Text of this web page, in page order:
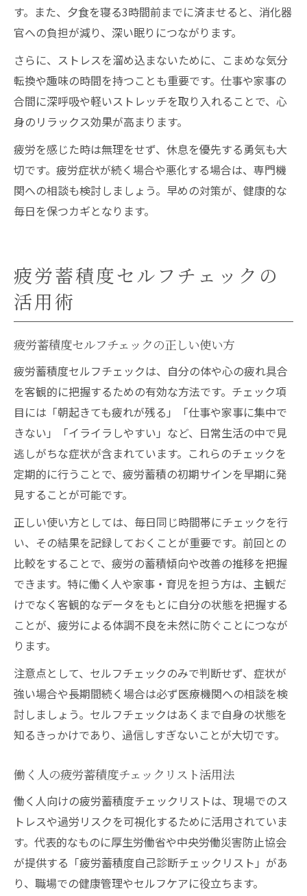
す。また、夕食を寝る3時間前までに済ませると、消化器
官への負担が減り、深い眠りにつながります。
さらに、ストレスを溜め込まないために、こまめな気分
転換や趣味の時間を持つことも重要です。仕事や家事の
合間に深呼吸や軽いストレッチを取り入れることで、心
身のリラックス効果が高まります。
疲労を感じた時は無理をせず、休息を優先する勇気も大
切です。疲労症状が続く場合や悪化する場合は、専門機
関への相談も検討しましょう。早めの対策が、健康的な
毎日を保つカギとなります。
疲労蓄積度セルフチェックの
活用術
疲労蓄積度セルフチェックの正しい使い方
疲労蓄積度セルフチェックは、自分の体や心の疲れ具合
を客観的に把握するための有効な方法です。チェック項
目には「朝起きても疲れが残る」「仕事や家事に集中で
きない」「イライラしやすい」など、日常生活の中で見
逃しがちな症状が含まれています。これらのチェックを
定期的に行うことで、疲労蓄積の初期サインを早期に発
見することが可能です。
正しい使い方としては、毎日同じ時間帯にチェックを行
い、その結果を記録しておくことが重要です。前回との
比較をすることで、疲労の蓄積傾向や改善の推移を把握
できます。特に働く人や家事・育児を担う方は、主観だ
けでなく客観的なデータをもとに自分の状態を把握する
ことが、疲労による体調不良を未然に防ぐことにつなが
ります。
注意点として、セルフチェックのみで判断せず、症状が
強い場合や長期間続く場合は必ず医療機関への相談を検
討しましょう。セルフチェックはあくまで自身の状態を
知るきっかけであり、過信しすぎないことが大切です。
働く人の疲労蓄積度チェックリスト活用法
働く人向けの疲労蓄積度チェックリストは、現場でのス
トレスや過労リスクを可視化するために活用されていま
す。代表的なものに厚生労働省や中央労働災害防止協会
が提供する「疲労蓄積度自己診断チェックリスト」があ
り、職場での健康管理やセルフケアに役立ちます。